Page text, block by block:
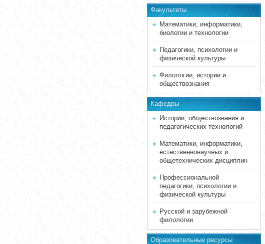
Факультеты
Математики, информатики,
биологии и технологии
Педагогики, психологии и
физической культуры
Филологии, истории и
обществознания
Кафедры
Истории, обществознания и
педагогических технологий
Математики, информатики,
естественнонаучных и
общетехнических дисциплин
Профессиональной
педагогики, психологии и
физической культуры
Русской и зарубежной
филологии
Образовательные ресурсы